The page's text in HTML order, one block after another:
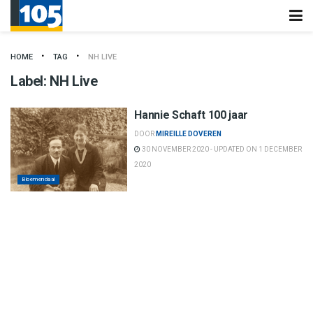
HOME TAG NH LIVE
Label: NH Live
Bloemendaal
Hannie Schaft 100 jaar
DOOR MIREILLE DOVEREN
30 NOVEMBER 2020 - UPDATED ON 1 DECEMBER
2020